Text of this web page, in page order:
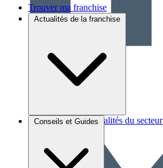
Trouver ma franchise
Actualités de la franchise
Brèves et actus Actualités du secteur
Conseils et Guides